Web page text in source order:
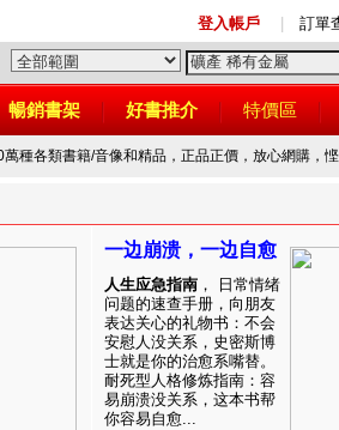
登入帳戶 訂單
暢銷書架 好書推介 特價區
萬種各類書籍/音像和精品，正品正價，放心網購，
一边崩溃，一边自愈
人生应急指南 ， 日常情绪
问题的速查手册，向朋友
表达关心的礼物书：不会
安慰人没关系，史密斯博
士就是你的治愈系嘴替。
耐死型人格修炼指南：容
易崩溃没关系，这本书帮
你容易自愈...